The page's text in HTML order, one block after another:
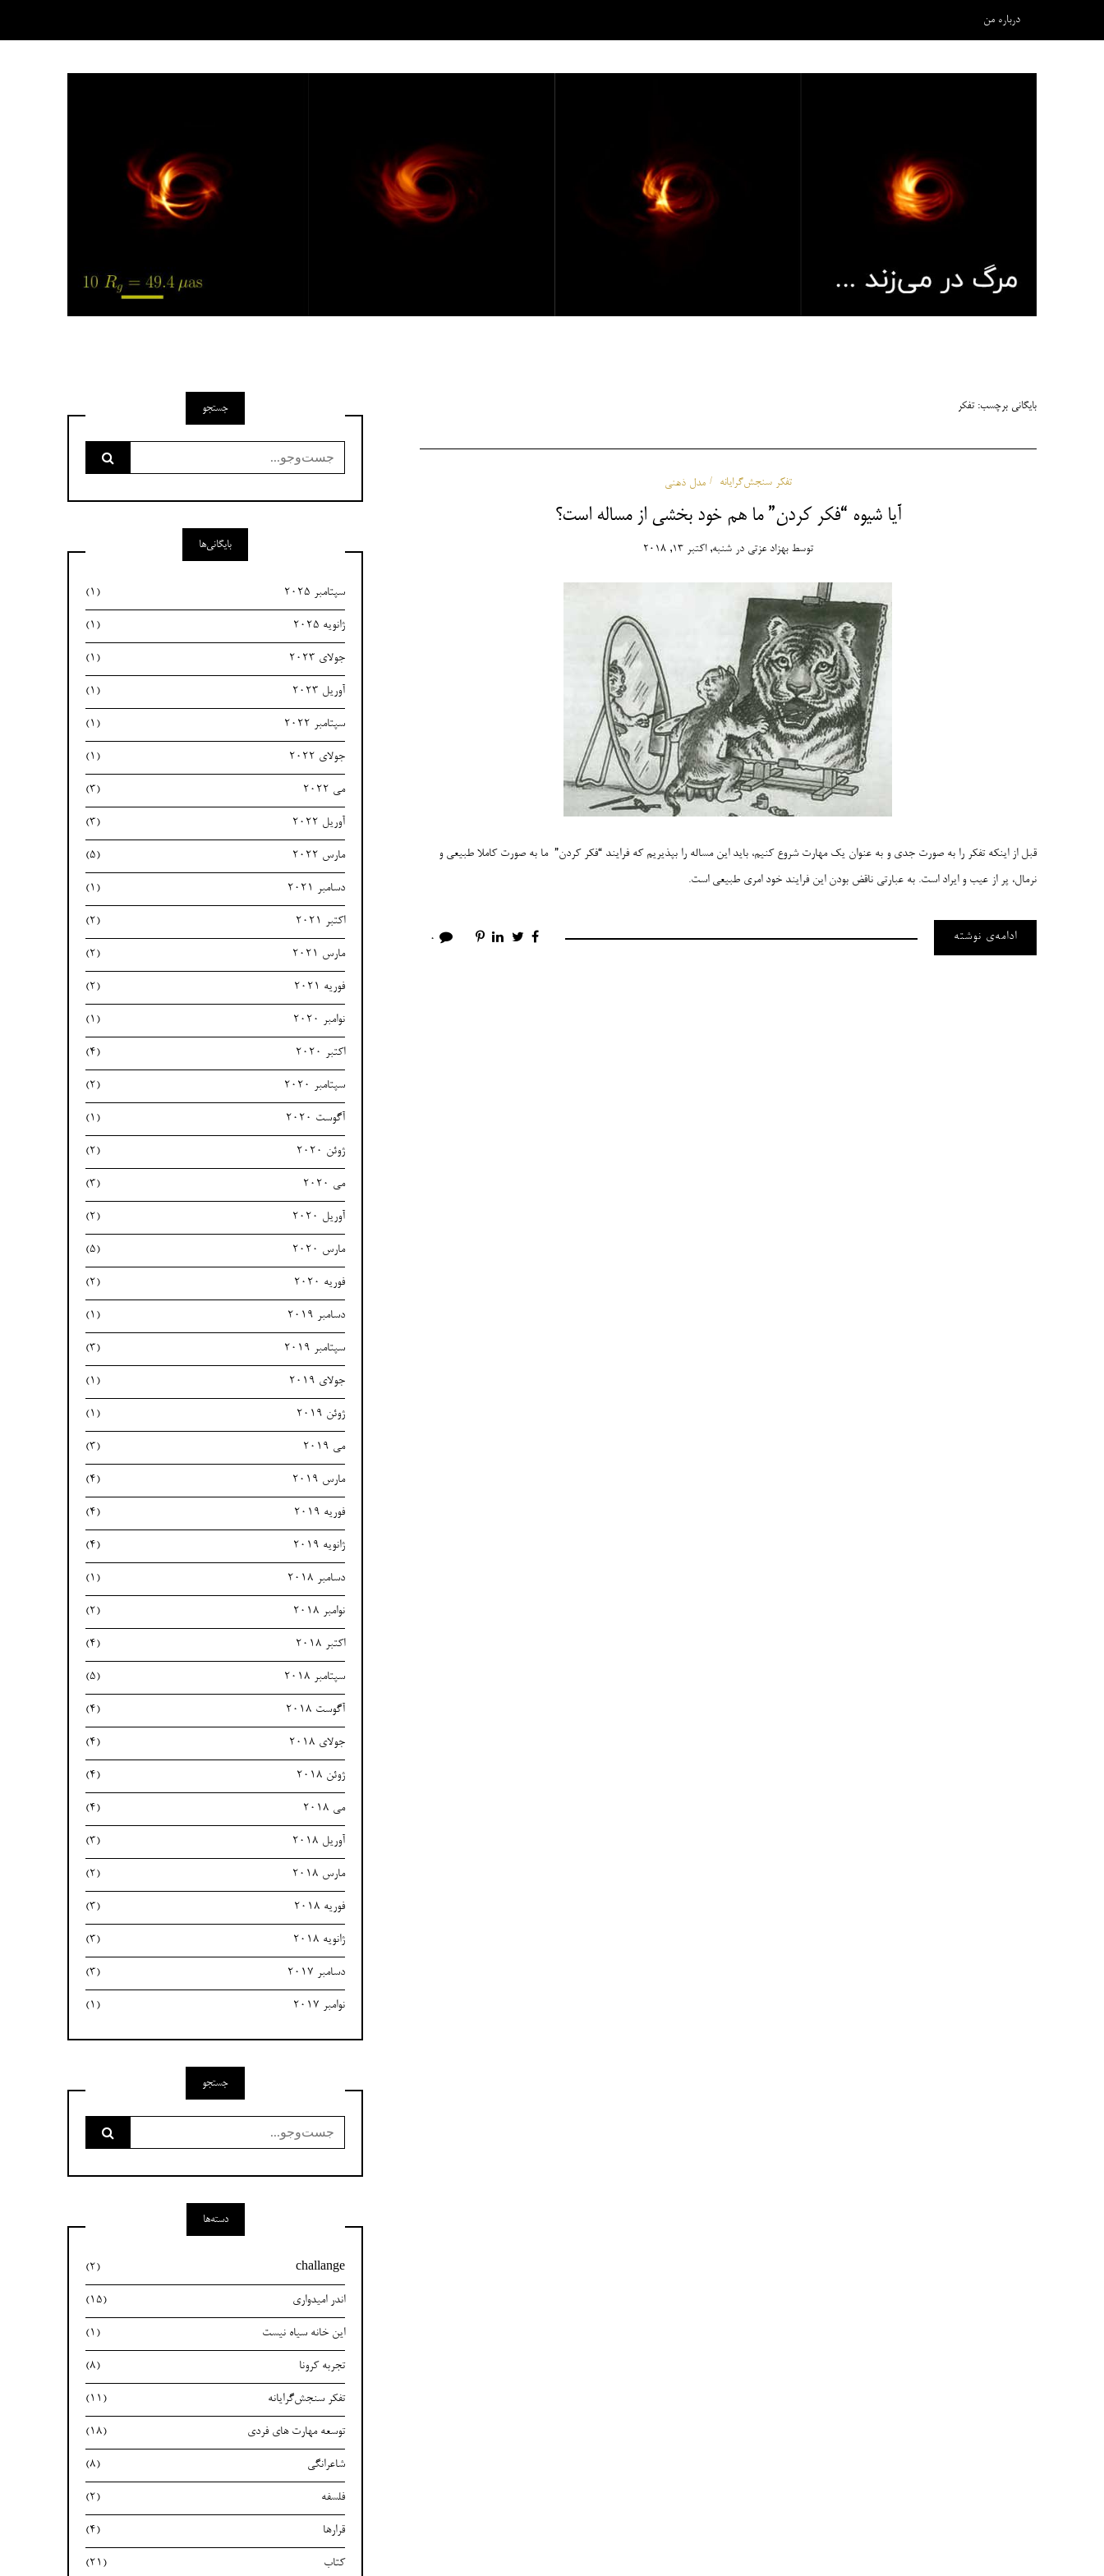
درباره من
بایگانی برچسب:تفکر
تفکر سنجش‌گرایانه مدل ذهنی
آیا شیوه “فکر کردن” ما هم خود بخشی از مساله است؟
توسطبهزاد عزتی درشنبه, اکتبر 13, 2018
قبل از اینکه تفکر را به صورت جدی و به عنوان یک مهارت شروع کنیم، باید این مساله را بپذیریم که فرایند “فکر کردن” ما به صورت کاملا طبیعی و
نرمال، پر از عیب و ایراد است. به عبارتی ناقض بودن این فرایند خود امری طبیعی است.
ادامه‌ی نوشته 0
جستجو
برای:
بایگانی‌ها
سپتامبر 2025 (1)
ژانویه 2025 (1)
جولای 2023 (1)
آوریل 2023 (1)
سپتامبر 2022 (1)
جولای 2022 (1)
می 2022 (3)
آوریل 2022 (3)
مارس 2022 (5)
دسامبر 2021 (1)
اکتبر 2021 (2)
مارس 2021 (2)
فوریه 2021 (2)
نوامبر 2020 (1)
اکتبر 2020 (4)
سپتامبر 2020 (2)
آگوست 2020 (1)
ژوئن 2020 (2)
می 2020 (3)
آوریل 2020 (2)
مارس 2020 (5)
فوریه 2020 (2)
دسامبر 2019 (1)
سپتامبر 2019 (3)
جولای 2019 (1)
ژوئن 2019 (1)
می 2019 (3)
مارس 2019 (4)
فوریه 2019 (4)
ژانویه 2019 (4)
دسامبر 2018 (1)
نوامبر 2018 (2)
اکتبر 2018 (4)
سپتامبر 2018 (5)
آگوست 2018 (4)
جولای 2018 (4)
ژوئن 2018 (4)
می 2018 (4)
آوریل 2018 (3)
مارس 2018 (2)
فوریه 2018 (3)
ژانویه 2018 (3)
دسامبر 2017 (3)
نوامبر 2017 (1)
جستجو
برای:
دسته‌ها
challange
(2)
اندر امیدواری (15)
این خانه سیاه نیست (1)
تجربه کرونا (8)
تفکر سنجش‌گرایانه (11)
توسعه مهارت های فردی (18)
شاعرانگی (8)
فلسفه (2)
قرارها (4)
کتاب (21)